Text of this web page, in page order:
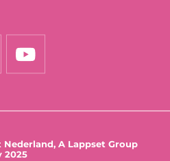
Nederland, A Lappset Group
2025